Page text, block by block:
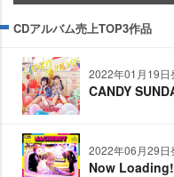
CDアルバム売上TOP3作品
2022年01月19日
CANDY
2022年06月29日
Now